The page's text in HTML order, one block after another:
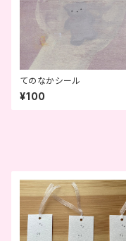
てのなかシール
¥100